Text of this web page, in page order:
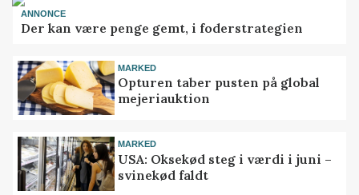
ANNONCE
Der kan være penge gemt, i foderstrategien
MARKED
Opturen taber pusten på global
mejeriauktion
MARKED
USA: Oksekød steg i værdi i juni –
svinekød faldt